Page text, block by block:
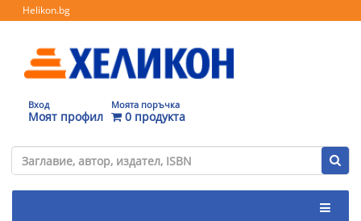
Helikon.bg
Вход
Моят профил
Моята поръчка
0 продукта